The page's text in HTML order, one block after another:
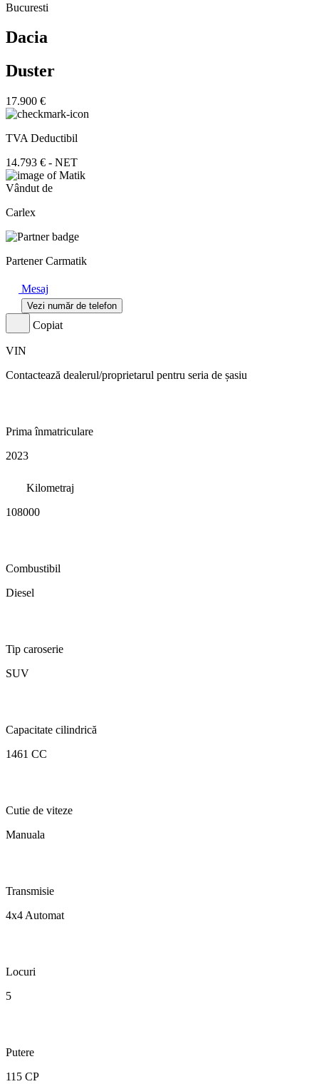
Bucuresti
Dacia
Duster
17.900 €
TVA Deductibil
14.793 € - NET
Vândut de
Carlex
Partener Carmatik
Mesaj
Vezi număr de telefon
Copiat
VIN
Contactează dealerul/proprietarul pentru seria de șasiu
Prima înmatriculare
2023
Kilometraj
108000
Combustibil
Diesel
Tip caroserie
SUV
Capacitate cilindrică
1461 CC
Cutie de viteze
Manuala
Transmisie
4x4 Automat
Locuri
5
Putere
115 CP